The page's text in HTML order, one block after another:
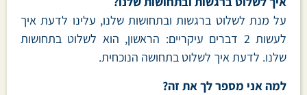
על מנת לשלוט ברגשות ובתחושות שלנו, עלינו לדעת איך
לעשות 2 דברים עיקריים: הראשון, הוא לשלוט בתחושות
שלנו. לדעת איך לשלוט בתחושה הנוכחית.
למה אני מספר לך את זה?